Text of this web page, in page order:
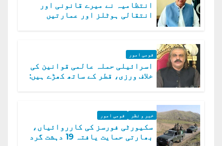
انتظامیہ نے میرے قانونی اور
انتقالی ہوٹلز اور عمارتیں
قومی امور
اسرائیلی حملہ عالمی قوانین کی
خلاف ورزی، قطر کے ساتھ کھڑے ہیں:
خبر و نظر قومی امور
سکیورٹی فورسز کی کارروائیاں،
بھارتی حمایت یافتہ 19 دہشت گرد